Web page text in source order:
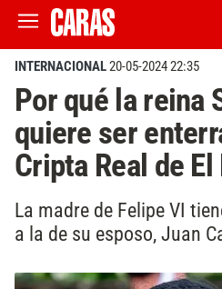
INTERNACIONAL20-05-2024 22:35
Por qué la reina
quiere ser
Cripta Real de
La madre de Felipe VI
a la de su esposo, Juan